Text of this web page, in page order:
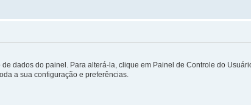
dados do painel. Para alterá-la, clique em Painel de Controle do
a sua configuração e preferências.